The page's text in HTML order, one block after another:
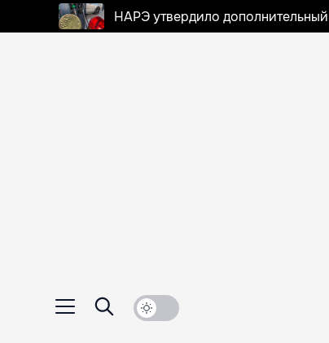
НАРЭ утвердило